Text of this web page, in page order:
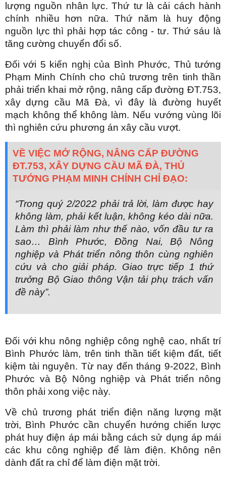
lượng nguồn nhân lực. Thứ tư là cải cách hành
chính nhiều hơn nữa. Thứ năm là huy động
nguồn lực thì phải hợp tác công - tư. Thứ sáu là
tăng cường chuyển đổi số.
Đối với 5 kiến nghị của Bình Phước, Thủ tướng
Phạm Minh Chính cho chủ trương trên tinh thần
phải triển khai mở rộng, nâng cấp đường ĐT.753,
xây dựng cầu Mã Đà, vì đây là đường huyết
mạch không thể không làm. Nếu vướng vùng lõi
thì nghiên cứu phương án xây cầu vượt.
VỀ VIỆC MỞ RỘNG, NÂNG CẤP ĐƯỜNG
ĐT.753, XÂY DỰNG CẦU MÃ ĐÀ, THỦ
TƯỚNG PHẠM MINH CHÍNH CHỈ ĐẠO:
“Trong quý 2/2022 phải trả lời, làm được hay
không làm, phải kết luận, không kéo dài nữa.
Làm thì phải làm như thế nào, vốn đầu tư ra
sao… Bình Phước, Đồng Nai, Bộ Nông
nghiệp và Phát triển nông thôn cùng nghiên
cứu và cho giải pháp. Giao trực tiếp 1 thứ
trưởng Bộ Giao thông Vận tải phụ trách vấn
đề này”.
Đối với khu nông nghiệp công nghệ cao, nhất trí
Bình Phước làm, trên tinh thần tiết kiệm đất, tiết
kiệm tài nguyên. Từ nay đến tháng 9-2022, Bình
Phước và Bộ Nông nghiệp và Phát triển nông
thôn phải xong việc này.
Về chủ trương phát triển điện năng lượng mặt
trời, Bình Phước cần chuyển hướng chiến lược
phát huy điện áp mái bằng cách sử dụng áp mái
các khu công nghiệp để làm điện. Không nên
dành đất ra chỉ để làm điện mặt trời.